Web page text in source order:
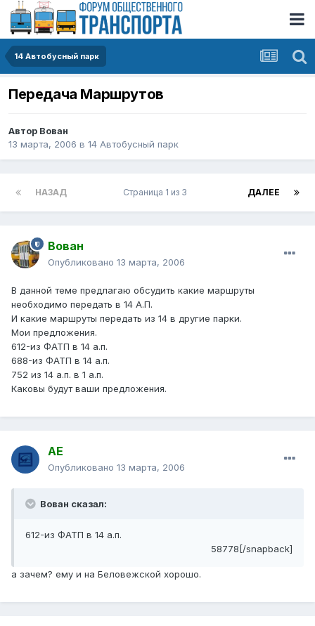
14 Автобусный парк
Передача Маршрутов
Автор Вован
13 марта, 2006 в 14 Автобусный парк
НАЗАД ДАЛЕЕ
Страница 1 из 3
Вован
Опубликовано 13 марта, 2006
В данной теме предлагаю обсудить какие маршруты
необходимо передать в 14 А.П.
И какие маршруты передать из 14 в другие парки.
Мои предложения.
612-из ФАТП в 14 а.п.
688-из ФАТП в 14 а.п.
752 из 14 а.п. в 1 а.п.
Каковы будут ваши предложения.
АЕ
Опубликовано 13 марта, 2006
Вован сказал:
612-из ФАТП в 14 а.п.
58778[/snapback]
а зачем? ему и на Беловежской хорошо.